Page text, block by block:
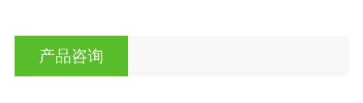
产品咨询